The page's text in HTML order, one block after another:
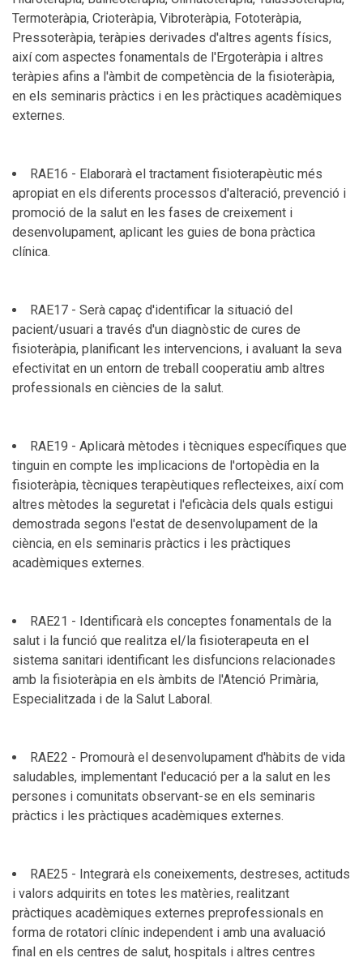
Termoteràpia, Crioteràpia, Vibroteràpia, Fototeràpia,
Pressoteràpia, teràpies derivades d'altres agents físics,
així com aspectes fonamentals de l'Ergoteràpia i altres
teràpies afins a l'àmbit de competència de la fisioteràpia,
en els seminaris pràctics i en les pràctiques acadèmiques
externes.
RAE16 - Elaborarà el tractament fisioterapèutic més
apropiat en els diferents processos d'alteració, prevenció i
promoció de la salut en les fases de creixement i
desenvolupament, aplicant les guies de bona pràctica
clínica.
RAE17 - Serà capaç d'identificar la situació del
pacient/usuari a través d'un diagnòstic de cures de
fisioteràpia, planificant les intervencions, i avaluant la seva
efectivitat en un entorn de treball cooperatiu amb altres
professionals en ciències de la salut.
RAE19 - Aplicarà mètodes i tècniques específiques que
tinguin en compte les implicacions de l'ortopèdia en la
fisioteràpia, tècniques terapèutiques reflecteixes, així com
altres mètodes la seguretat i l'eficàcia dels quals estigui
demostrada segons l'estat de desenvolupament de la
ciència, en els seminaris pràctics i les pràctiques
acadèmiques externes.
RAE21 - Identificarà els conceptes fonamentals de la
salut i la funció que realitza el/la fisioterapeuta en el
sistema sanitari identificant les disfuncions relacionades
amb la fisioteràpia en els àmbits de l'Atenció Primària,
Especialitzada i de la Salut Laboral.
RAE22 - Promourà el desenvolupament d'hàbits de vida
saludables, implementant l'educació per a la salut en les
persones i comunitats observant-se en els seminaris
pràctics i les pràctiques acadèmiques externes.
RAE25 - Integrarà els coneixements, destreses, actituds
i valors adquirits en totes les matèries, realitzant
pràctiques acadèmiques externes preprofessionals en
forma de rotatori clínic independent i amb una avaluació
final en els centres de salut, hospitals i altres centres